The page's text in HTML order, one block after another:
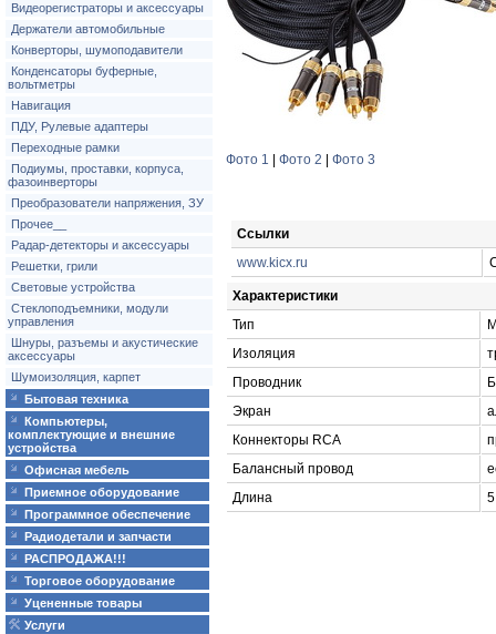
Видеорегистраторы и аксессуары
Держатели автомобильные
Конверторы, шумоподавители
Конденсаторы буферные,
вольтметры
Навигация
ПДУ, Рулевые адаптеры
Переходные рамки
Подиумы, проставки, корпуса,
фазоинверторы
Преобразователи напряжения, ЗУ
Прочее__
Радар-детекторы и аксессуары
Решетки, грили
Световые устройства
Стеклоподъемники, модули
управления
Шнуры, разъемы и акустические
аксессуары
Шумоизоляция, карпет
Бытовая техника
Компьютеры,
комплектующие и внешние
устройства
Офисная мебель
Приемное оборудование
Программное обеспечение
Радиодетали и запчасти
РАСПРОДАЖА!!!
Торговое оборудование
Уцененные товары
Услуги
Фото 1 Фото 2 Фото 3
Ссылки
www.kicx.ru
Характеристики
Тип
Изоляция
Проводник
Экран
Коннекторы RCA
Балансный провод
Длина